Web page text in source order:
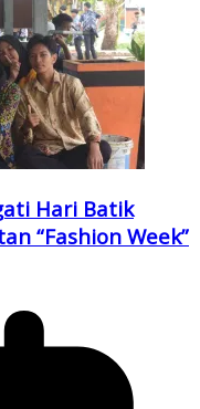
Hari Batik
“Fashion Week”